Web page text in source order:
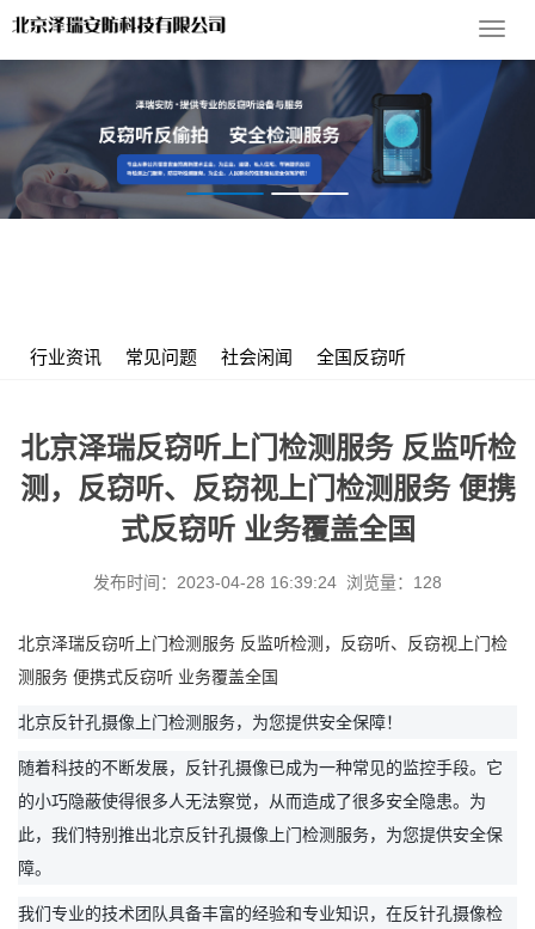
导
菜
行业资讯 常见问题 社会闲闻 全国反窃听
北京泽瑞反窃听上门检测服务 反监听检
测，反窃听、反窃视上门检测服务 便携
式反窃听 业务覆盖全国
发布时间：2023-04-28 16:39:24 浏览量：128
北京泽瑞反窃听上门检测服务 反监听检测，反窃听、反窃视上门检
测服务 便携式反窃听 业务覆盖全国
北京反针孔摄像上门检测服务，为您提供安全保障！
随着科技的不断发展，反针孔摄像已成为一种常见的监控手段。它
的小巧隐蔽使得很多人无法察觉，从而造成了很多安全隐患。为
此，我们特别推出北京反针孔摄像上门检测服务，为您提供安全保
障。
我们专业的技术团队具备丰富的经验和专业知识，在反针孔摄像检